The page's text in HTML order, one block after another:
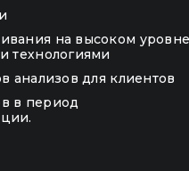
на высоком
технологиями
анализов для клиентов
в период